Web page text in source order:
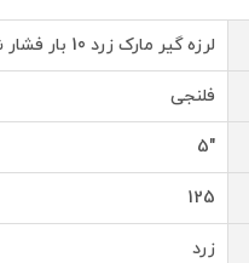
لرزه گیر مارک زرد 10 بار فشار شرکت ارتعاشات صنعتی ایران
فلنجی
"5
125
زرد